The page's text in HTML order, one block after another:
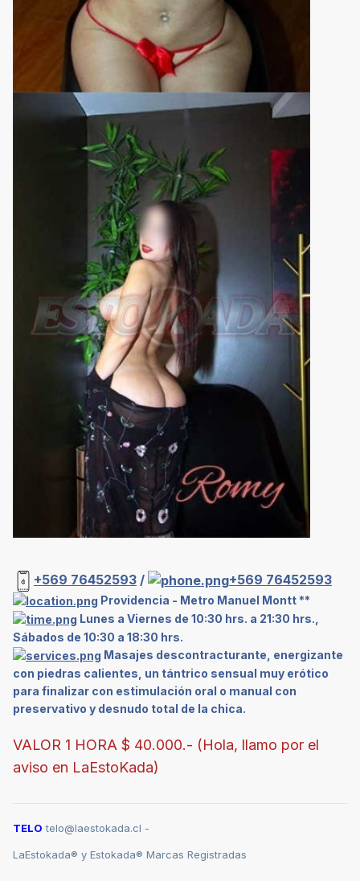
+569 76452593 / +569 76452593
Providencia - Metro Manuel Montt **
Lunes a Viernes de 10:30 hrs. a 21:30 hrs.,
Sábados de 10:30 a 18:30 hrs.
Masajes descontracturante, energizante
con piedras calientes, un tántrico sensual muy erótico
para finalizar con estimulación oral o manual con
preservativo y desnudo total de la chica.
VALOR 1 HORA $ 40.000.- (Hola, llamo por el
aviso en LaEstoKada)
TELO telo@laestokada.cl -
LaEstokada® y Estokada® Marcas Registradas